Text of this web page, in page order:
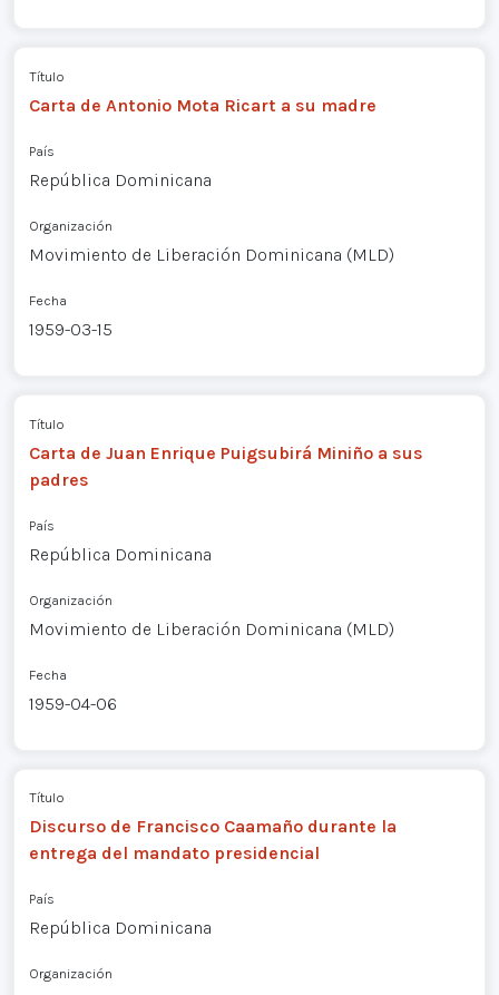
Título
Carta de Antonio Mota Ricart a su madre
País
República Dominicana
Organización
Movimiento de Liberación Dominicana (MLD)
Fecha
1959-03-15
Título
Carta de Juan Enrique Puigsubirá Miniño a sus
padres
País
República Dominicana
Organización
Movimiento de Liberación Dominicana (MLD)
Fecha
1959-04-06
Título
Discurso de Francisco Caamaño durante la
entrega del mandato presidencial
País
República Dominicana
Organización